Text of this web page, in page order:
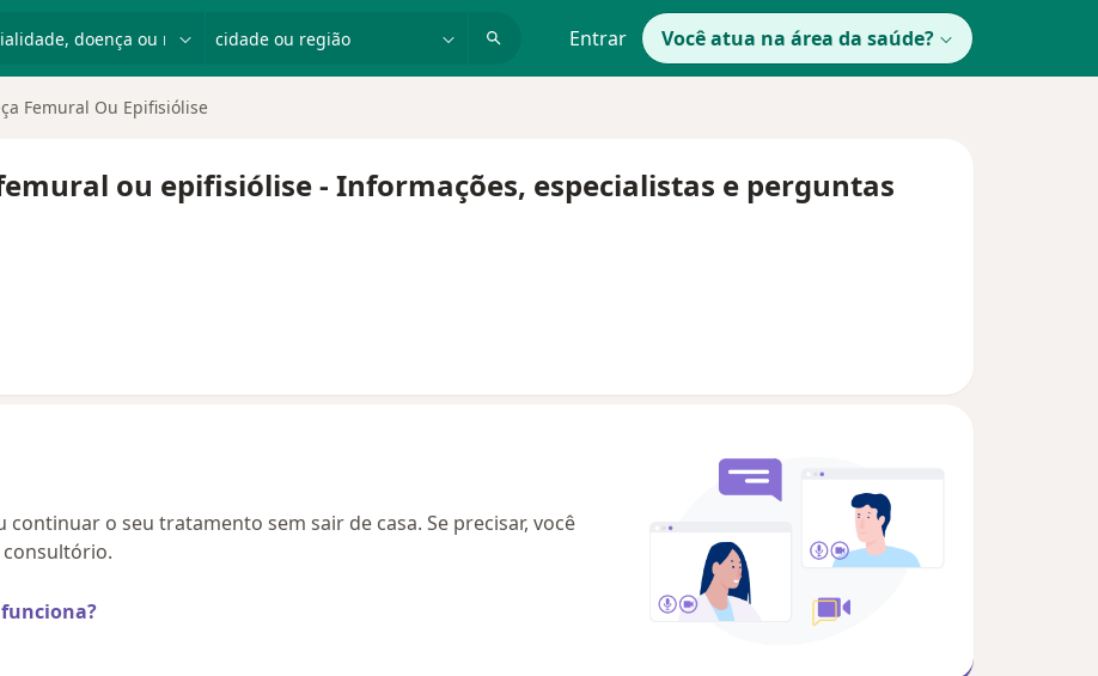
Entrar Você atua na área da saúde?
Femural Ou Epifisiólise
ou epifisiólise - Informações, especialistas e perguntas
o seu tratamento sem sair de casa. Se precisar, você